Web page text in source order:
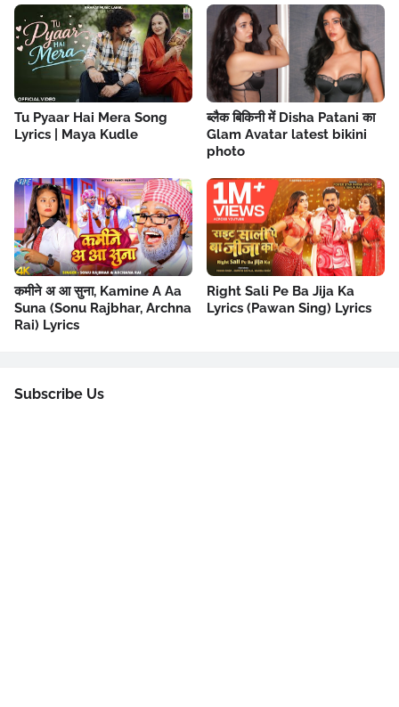
Tu Pyaar Hai Mera Song
Lyrics | Maya Kudle
ब्लैक बिकिनी में Disha Patani का
Glam Avatar latest bikini
photo
कमीने अ आ सुना, Kamine A Aa
Suna (Sonu Rajbhar, Archna
Rai) Lyrics
Right Sali Pe Ba Jija Ka
Lyrics (Pawan Sing) Lyrics
Subscribe Us